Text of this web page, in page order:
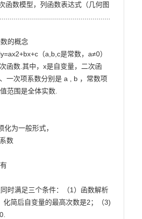
函数模型，列函数表达式（几何图
的概念
（a,b,c是常数，a≠0）
函数.其中，x是自变量，二次函
一次项系数分别是 a , b ，常数项
范围是全体实数.
化为一般形式，
数
时满足三个条件：（1）函数解析
化简后自变量的最高次数是2；（3)